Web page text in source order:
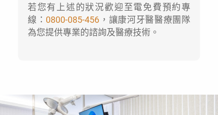
若您有上述的狀況歡迎至電免費預約專
線： 0800-085-456 ，讓康河牙醫醫療團隊
為您提供專業的諮詢及醫療技術。